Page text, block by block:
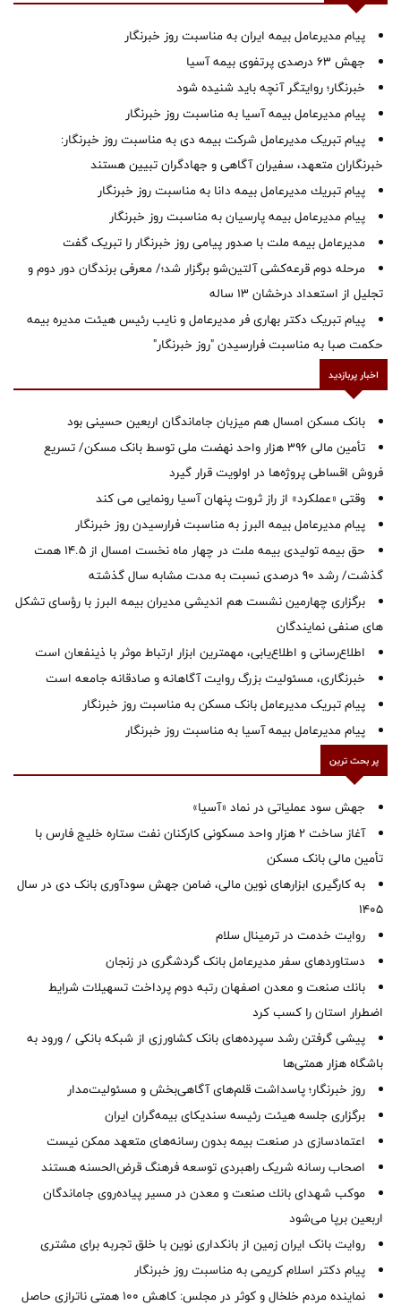
پیام مدیرعامل بیمه ایران به مناسبت روز خبرنگار
جهش ۶۳ درصدی پرتفوی بیمه آسیا
خبرنگار؛ روایتگر آنچه باید شنیده شود
پیام مدیرعامل بیمه آسیا به مناسبت روز خبرنگار
پیام تبریک مدیرعامل شرکت بیمه دی به مناسبت روز خبرنگار:
خبرنگاران متعهد، سفیران آگاهی و جهادگران تبیین هستند
پیام ‌تبریك‌ مدیرعامل بیمه دانا به مناسبت روز خبرنگار
پیام مدیرعامل بیمه پارسیان به مناسبت روز خبرنگار
مدیرعامل بیمه ملت با صدور پیامی روز خبرنگار را تبریک گفت
مرحله دوم قرعه‌کشی آلتین‌شو برگزار شد؛/ معرفی برندگان دور دوم و
تجلیل از استعداد درخشان ۱۳ ساله
پیام تبریک دکتر بهاری فر مدیرعامل و نایب رئیس هیئت مدیره بیمه
حکمت صبا به مناسبت فرارسیدن "روز خبرنگار"
اخبار پربازدید
بانک مسکن امسال هم میزبان جاماندگان اربعین حسینی بود
تأمین مالی ۳۹۶ هزار واحد نهضت ملی توسط بانک مسکن/ تسریع
فروش اقساطی پروژه‌ها در اولویت قرار گیرد
وقتی «عملکرد» از راز ثروت پنهان آسیا رونمایی می کند
پیام مدیرعامل بیمه البرز به مناسبت فرارسیدن روز خبرنگار
حق بیمه تولیدی بیمه ملت در چهار ماه نخست امسال از 14.5 همت
گذشت/ رشد 90 درصدی نسبت به مدت مشابه سال گذشته
برگزاری چهارمین نشست هم اندیشی مدیران بیمه البرز با رؤسای تشکل
های صنفی نمایندگان
اطلاع‌رسانی و اطلاع‌یابی، مهمترین ابزار ارتباط موثر با ذینفعان است
خبرنگاری، مسئولیت بزرگ روایت آگاهانه و صادقانه جامعه است
پیام تبریک مدیرعامل بانک مسکن به مناسبت روز خبرنگار
پیام مدیرعامل بیمه آسیا به مناسبت روز خبرنگار
پر بحث ترین
جهش سود عملیاتی در نماد «آسیا»
آغاز ساخت ۲ هزار واحد مسکونی کارکنان نفت ستاره خلیج فارس با
تأمین مالی بانک مسکن
به کارگیری ابزارهای نوین مالی، ضامن جهش سودآوری بانک دی در سال
1405
روایت خدمت در ترمینال سلام
دستاوردهای سفر مدیرعامل بانک گردشگری در زنجان
بانك صنعت و معدن اصفهان رتبه دوم پرداخت تسهیلات شرایط
اضطرار استان را كسب كرد
پیشی گرفتن رشد سپرده‌های بانک کشاورزی از شبکه بانکی / ورود به
باشگاه هزار همتی‌ها
روز خبرنگار؛ پاسداشت قلم‌های آگاهی‌بخش و مسئولیت‌مدار
برگزاری جلسه هیئت رئیسه سندیکای بیمه‌گران ایران
اعتمادسازی در صنعت بیمه بدون رسانه‌های متعهد ممکن نیست
اصحاب رسانه شریک راهبردی توسعه فرهنگ قرض‌الحسنه هستند
موكب شهدای بانك صنعت و معدن در مسیر پیاده‌روی جاماندگان
اربعین برپا می‌شود
روایت بانک ایران زمین از بانکداری نوین با خلق تجربه برای مشتری
پیام دکتر اسلام کریمی به مناسبت روز خبرنگار
نماینده مردم خلخال و کوثر در مجلس: کاهش ۱۰۰ همتی ناترازی حاصل